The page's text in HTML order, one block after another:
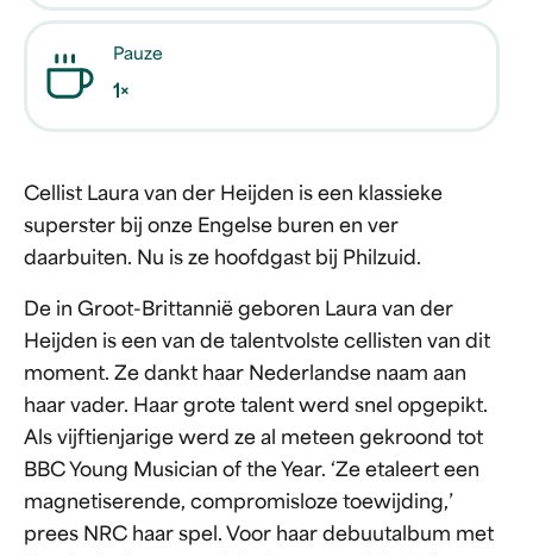
Pauze
1×
Cellist Laura van der Heijden is een klassieke
superster bij onze Engelse buren en ver
daarbuiten. Nu is ze hoofdgast bij Philzuid.
De in Groot-Brittannië geboren Laura van der
Heijden is een van de talentvolste cellisten van dit
moment. Ze dankt haar Nederlandse naam aan
haar vader. Haar grote talent werd snel opgepikt.
Als vijftienjarige werd ze al meteen gekroond tot
BBC Young Musician of the Year. ‘Ze etaleert een
magnetiserende, compromisloze toewijding,’
prees NRC haar spel. Voor haar debuutalbum met